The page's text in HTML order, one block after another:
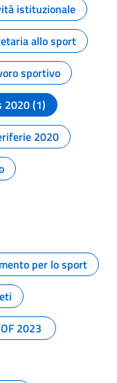
istituzionale
allo sport
sportivo
2020 (1)
2020
per lo sport
2023